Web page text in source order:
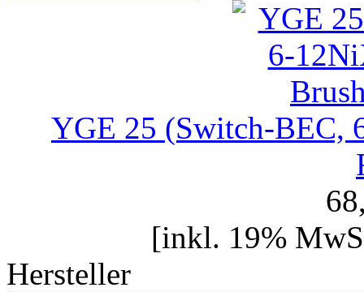
YGE 25 (Switch-BEC,
[inkl. 19%
Hersteller